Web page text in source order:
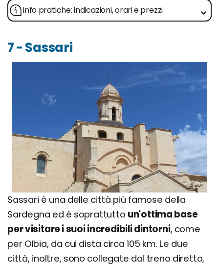
Info pratiche: indicazioni, orari e prezzi
7 - Sassari
Sassari è una delle città più famose della
Sardegna ed è soprattutto un'ottima base
per visitare i suoi incredibili dintorni, come
per Olbia, da cui dista circa 105 km. Le due
città, inoltre, sono collegate dal treno diretto,